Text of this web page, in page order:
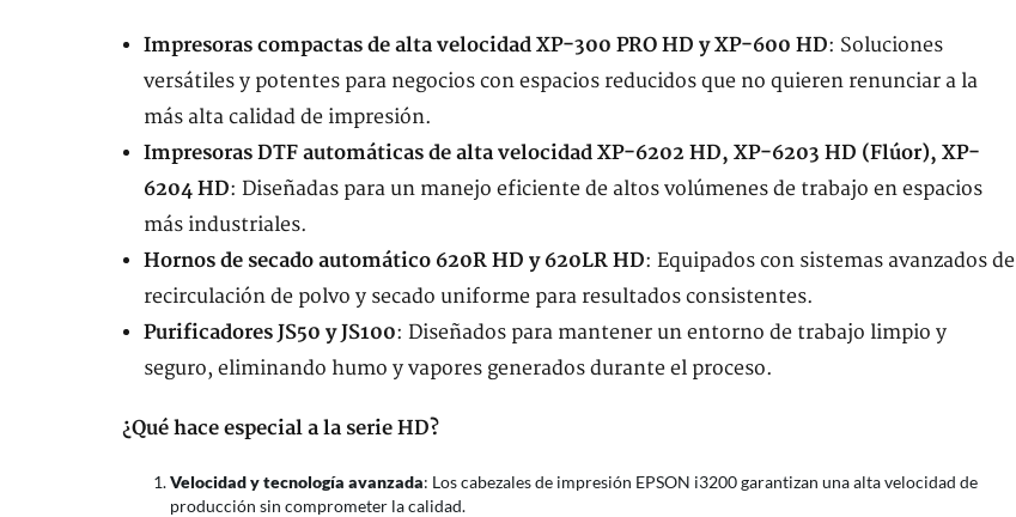
Impresoras compactas de alta velocidad XP-300 PRO HD y XP-600 HD: Soluciones
versátiles y potentes para negocios con espacios reducidos que no quieren renunciar a la
más alta calidad de impresión.
Impresoras DTF automáticas de alta velocidad XP-6202 HD, XP-6203 HD (Flúor), XP-
6204 HD: Diseñadas para un manejo eficiente de altos volúmenes de trabajo en espacios
más industriales.
Hornos de secado automático 620R HD y 620LR HD: Equipados con sistemas avanzados de
recirculación de polvo y secado uniforme para resultados consistentes.
Purificadores JS50 y JS100: Diseñados para mantener un entorno de trabajo limpio y
seguro, eliminando humo y vapores generados durante el proceso.
¿Qué hace especial a la serie HD?
Velocidad y tecnología avanzada: Los cabezales de impresión EPSON i3200 garantizan una alta velocidad de
producción sin comprometer la calidad.